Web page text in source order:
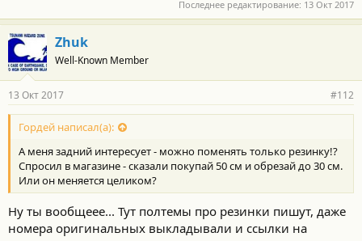
Последнее редактирование: 13 Окт 2017
Zhuk
Well-Known Member
13 Окт 2017 #112
Гордей написал(а):
А меня задний интересует - можно поменять только резинку!?
Спросил в магазине - сказали покупай 50 см и обрезай до 30 см.
Или он меняется целиком?
Ну ты вообщеее... Тут полтемы про резинки пишут, даже
номера оригинальных выкладывали и ссылки на